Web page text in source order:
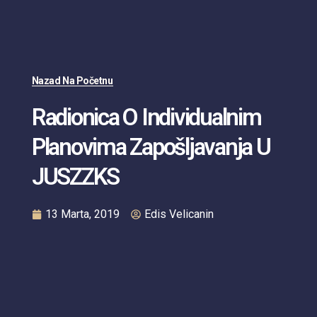
Nazad Na Početnu
Radionica O Individualnim
Planovima Zapošljavanja U
JUSZZKS
13 Marta, 2019 Edis Velicanin